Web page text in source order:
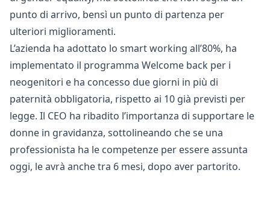
punto di arrivo, bensì un punto di partenza per
ulteriori miglioramenti.
L’azienda ha adottato lo smart working all’80%, ha
implementato il programma Welcome back per i
neogenitori e ha concesso due giorni in più di
paternità obbligatoria, rispetto ai 10 già previsti per
legge. Il CEO ha ribadito l’importanza di supportare le
donne in gravidanza, sottolineando che se una
professionista ha le competenze per essere assunta
oggi, le avrà anche tra 6 mesi, dopo aver partorito.